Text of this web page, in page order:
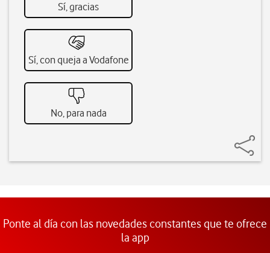
Sí, gracias
Sí, con queja a Vodafone
No, para nada
Ponte al día con las novedades constantes que te ofrece
la app